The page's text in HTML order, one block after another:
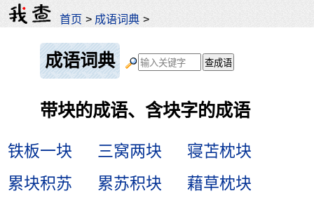
首页 > 成语词典 >
成语词典
带块的成语、含块字的成语
铁板一块 三窝两块
寝苫枕块
累块积苏
累苏积块
藉草枕块